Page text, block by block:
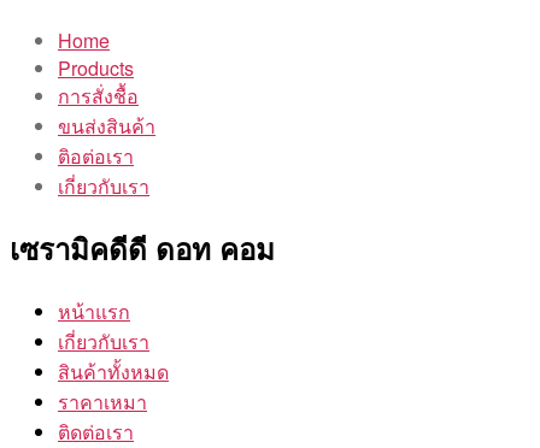
Home
Products
การสั่งชื้อ
ขนส่งสินค้า
ติอต่อเรา
เกี่ยวกับเรา
เซรามิคดีดี ดอท คอม
หน้าแรก
เกี่ยวกับเรา
สินค้าทั้งหมด
ราคาเหมา
ติดต่อเรา